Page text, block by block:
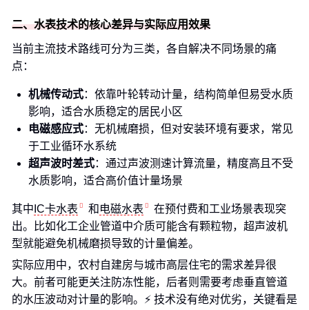
二、水表技术的核心差异与实际应用效果
当前主流技术路线可分为三类，各自解决不同场景的痛
点：
机械传动式：依靠叶轮转动计量，结构简单但易受水质
影响，适合水质稳定的居民小区
电磁感应式：无机械磨损，但对安装环境有要求，常见
于工业循环水系统
超声波时差式：通过声波测速计算流量，精度高且不受
水质影响，适合高价值计量场景
其中 IC卡水表 和 电磁水表
在预付费和工业场景表现突
出。比如化工企业管道中介质可能含有颗粒物，超声波机
型就能避免机械磨损导致的计量偏差。
实际应用中，农村自建房与城市高层住宅的需求差异很
大。前者可能更关注防冻性能，后者则需要考虑垂直管道
的水压波动对计量的影响。⚡ 技术没有绝对优劣，关键看是